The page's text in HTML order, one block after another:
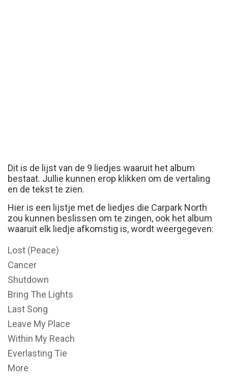
Dit is de lijst van de 9 liedjes waaruit het album
bestaat. Jullie kunnen erop klikken om de vertaling
en de tekst te zien.
Hier is een lijstje met de liedjes die Carpark North
zou kunnen beslissen om te zingen, ook het album
waaruit elk liedje afkomstig is, wordt weergegeven:
Lost (Peace)
Cancer
Shutdown
Bring The Lights
Last Song
Leave My Place
Within My Reach
Everlasting Tie
More